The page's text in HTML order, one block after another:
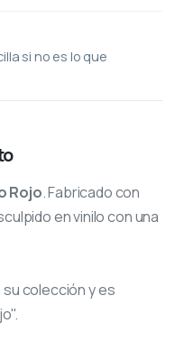
si no es lo que
Rojo. Fabricado con
en vinilo con una
su colección y es